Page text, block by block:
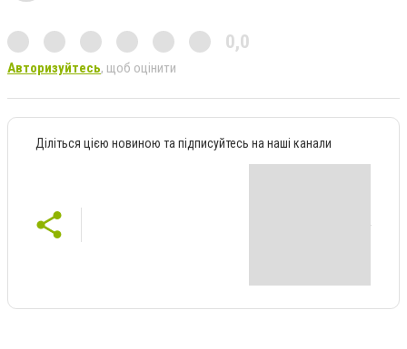
0,0
Авторизуйтесь, щоб оцінити
Діліться цією новиною та підписуйтесь на наші канали